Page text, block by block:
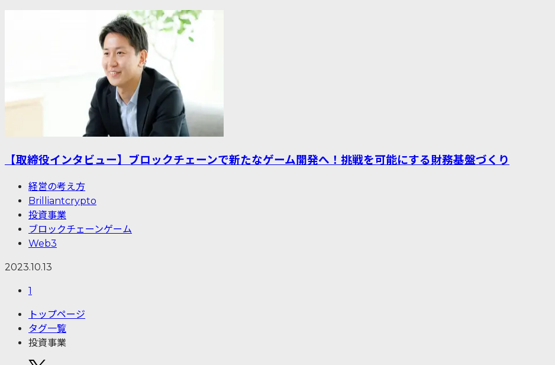
【取締役インタビュー】ブロックチェーンで新たなゲーム開発へ！挑戦を可能にする財務基盤づくり
経営の考え方
Brilliantcrypto
投資事業
ブロックチェーンゲーム
Web3
2023.10.13
1
トップページ
タグ一覧
投資事業